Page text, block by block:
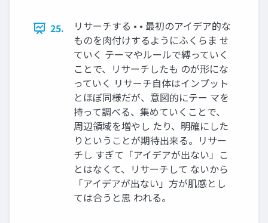
25.
リサーチする • • 最初のアイデア的な
ものを肉付けするようにふくらま せ
ていく テーマやルールで縛っていく
ことで、リサーチしたも のが形にな
っていく リサーチ自体はインプット
とほぼ同様だが、意図的にテー マを
持って調べる、集めていくことで、
周辺領域を増やし たり、明確にした
りということが期待出来る。リサー
チし すぎて「アイデアが出ない」こ
とはなくて、リサーチして ないから
「アイデアが出ない」方が肌感とし
ては合うと思 われる。